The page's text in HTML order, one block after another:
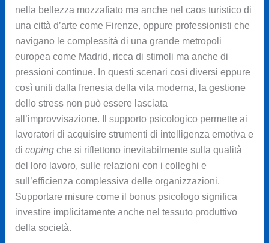
nella bellezza mozzafiato ma anche nel caos turistico di
una città d’arte come Firenze, oppure professionisti che
navigano le complessità di una grande metropoli
europea come Madrid, ricca di stimoli ma anche di
pressioni continue. In questi scenari così diversi eppure
così uniti dalla frenesia della vita moderna, la gestione
dello stress non può essere lasciata
all’improvvisazione. Il supporto psicologico permette ai
lavoratori di acquisire strumenti di intelligenza emotiva e
di copingche si riflettono inevitabilmente sulla qualità
del loro lavoro, sulle relazioni con i colleghi e
sull’efficienza complessiva delle organizzazioni.
Supportare misure come il bonus psicologo significa
investire implicitamente anche nel tessuto produttivo
della società.